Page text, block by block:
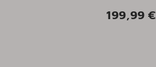
199,99 €